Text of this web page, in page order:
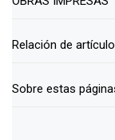
Relación de
Sobre estas